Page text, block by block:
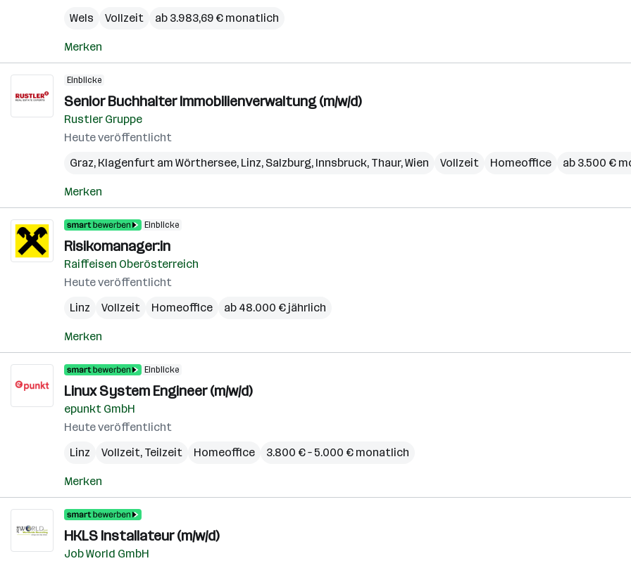
Wels
Vollzeit ab 3.983,69 € monatlich
Merken
Einblicke
Senior Buchhalter Immobilienverwaltung (m/w/d)
Rustler Gruppe
Heute veröffentlicht
Graz, Klagenfurt am Wörthersee, Linz, Salzburg, Innsbruck, Thaur,Wien Vollzeit Homeoffice ab 3.500 €
Merken
Einblicke
Risikomanager:in
Raiffeisen Oberösterreich
Heute veröffentlicht
Linz
Vollzeit Homeoffice ab 48.000 € jährlich
Merken
Einblicke
Linux System Engineer (m/w/d)
epunkt GmbH
Heute veröffentlicht
Linz
Vollzeit, Teilzeit Homeoffice 3.800 € – 5.000 € monatlich
Merken
HKLS Installateur (m/w/d)
Job World GmbH